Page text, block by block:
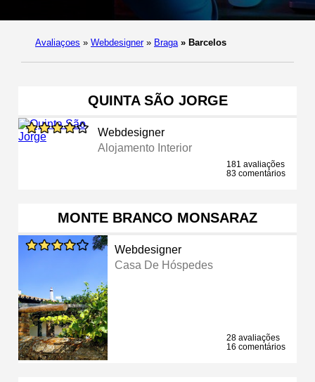
Avaliaçoes » Webdesigner » Braga » Barcelos
QUINTA SÃO JORGE
Webdesigner
Alojamento Interior
181 avaliações
83 comentários
MONTE BRANCO MONSARAZ
Webdesigner
Casa De Hóspedes
28 avaliações
16 comentários